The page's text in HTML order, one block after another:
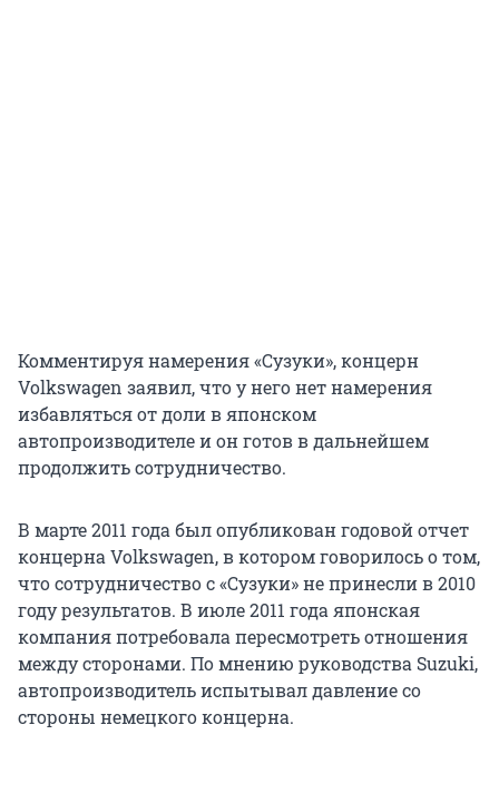
Комментируя намерения «Сузуки», концерн
Volkswagen заявил, что у него нет намерения
избавляться от доли в японском
автопроизводителе и он готов в дальнейшем
продолжить сотрудничество.
В марте 2011 года был опубликован годовой отчет
концерна Volkswagen, в котором говорилось о том,
что сотрудничество с «Сузуки» не принесли в 2010
году результатов. В июле 2011 года японская
компания потребовала пересмотреть отношения
между сторонами. По мнению руководства Suzuki,
автопроизводитель испытывал давление со
стороны немецкого концерна.